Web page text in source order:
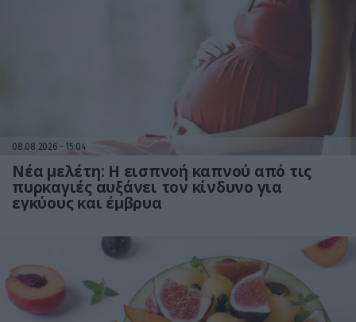
08.08.2026 15:04
Νέα μελέτη: Η εισπνοή καπνού από τις
πυρκαγιές αυξάνει τον κίνδυνο για
εγκύους και έμβρυα